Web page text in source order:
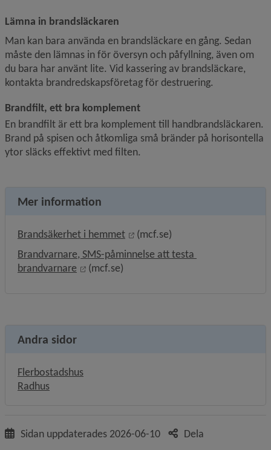
Lämna in brandsläckaren
Man kan bara använda en brandsläckare en gång. Sedan
måste den lämnas in för översyn och påfyllning, även om
du bara har använt lite. Vid kassering av brandsläckare,
kontakta brandredskapsföretag för destruering.
Brandfilt, ett bra komplement
En brandfilt är ett bra komplement till handbrandsläckaren.
Brand på spisen och åtkomliga små bränder på horisontella
ytor släcks effektivt med filten.
Mer information
Brandsäkerhet i hemmet Länk till annan webbplats,
(mcf.se)
Brandvarnare, SMS-påminnelse att testa
brandvarnare
Länk till annan webbplats, öppnas i nytt
(mcf.se)
Andra sidor
Flerbostadshus
Radhus
Sidan uppdaterades 2026-06-10 Dela